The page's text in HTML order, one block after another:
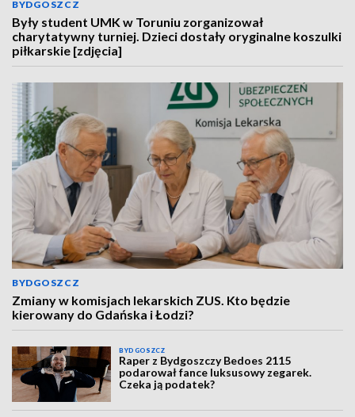
BYDGOSZCZ
Były student UMK w Toruniu zorganizował
charytatywny turniej. Dzieci dostały oryginalne koszulki
piłkarskie [zdjęcia]
BYDGOSZCZ
Zmiany w komisjach lekarskich ZUS. Kto będzie
kierowany do Gdańska i Łodzi?
BYDGOSZCZ
Raper z Bydgoszczy Bedoes 2115
podarował fance luksusowy zegarek.
Czeka ją podatek?